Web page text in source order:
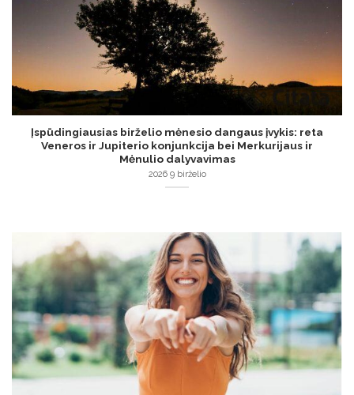
Įspūdingiausias birželio mėnesio dangaus įvykis: reta
Veneros ir Jupiterio konjunkcija bei Merkurijaus ir
Mėnulio dalyvavimas
2026 9 birželio